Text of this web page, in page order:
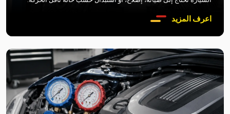
اعرف المزيد